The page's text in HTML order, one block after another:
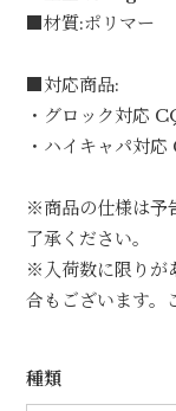
■材質:ポリマー
■対応商品:
・グロック対応
・ハイキャパ対
※商品の仕様は予
了承ください。
※入荷数に限りが
合もございます。
種類